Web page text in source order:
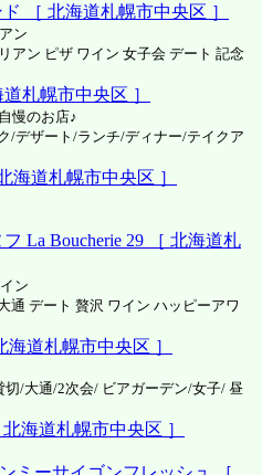
［ 北海道札幌市中央区 ］
ン
ン ピザ ワイン 女子会 デート 記念
札幌市中央区 ］
慢のお店♪
デザート/ランチ/ディナー/テイクア
海道札幌市中央区 ］
La Boucherie 29 ［ 北海道札
ン
デート 贅沢 ワイン ハッピーアワ
道札幌市中央区 ］
/大通/2次会/ ビアガーデン/女子/ 昼
海道札幌市中央区 ］